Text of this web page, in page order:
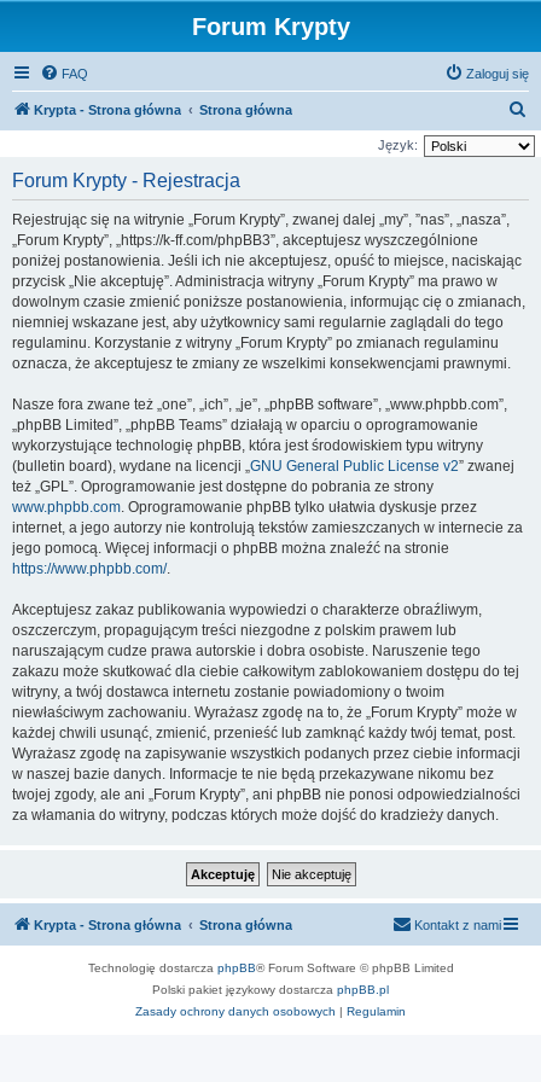
Forum Krypty
FAQ Zaloguj się
Krypta - Strona główna Strona główna
z
Język:
Forum Krypty - Rejestracja
Rejestrując się na witrynie „Forum Krypty”, zwanej dalej „my”, ”nas”, „nasza”,
„Forum Krypty”, „https://k-ff.com/phpBB3”, akceptujesz wyszczególnione
poniżej postanowienia. Jeśli ich nie akceptujesz, opuść to miejsce, naciskając
przycisk „Nie akceptuję”. Administracja witryny „Forum Krypty” ma prawo w
dowolnym czasie zmienić poniższe postanowienia, informując cię o zmianach,
niemniej wskazane jest, aby użytkownicy sami regularnie zaglądali do tego
regulaminu. Korzystanie z witryny „Forum Krypty” po zmianach regulaminu
oznacza, że akceptujesz te zmiany ze wszelkimi konsekwencjami prawnymi.
Nasze fora zwane też „one”, „ich”, „je”, „phpBB software”, „www.phpbb.com”,
„phpBB Limited”, „phpBB Teams” działają w oparciu o oprogramowanie
wykorzystujące technologię phpBB, która jest środowiskiem typu witryny
(bulletin board), wydane na licencji „GNU General Public License v2” zwanej
też „GPL”. Oprogramowanie jest dostępne do pobrania ze strony
www.phpbb.com. Oprogramowanie phpBB tylko ułatwia dyskusje przez
internet, a jego autorzy nie kontrolują tekstów zamieszczanych w internecie za
jego pomocą. Więcej informacji o phpBB można znaleźć na stronie
https://www.phpbb.com/.
Akceptujesz zakaz publikowania wypowiedzi o charakterze obraźliwym,
oszczerczym, propagującym treści niezgodne z polskim prawem lub
naruszającym cudze prawa autorskie i dobra osobiste. Naruszenie tego
zakazu może skutkować dla ciebie całkowitym zablokowaniem dostępu do tej
witryny, a twój dostawca internetu zostanie powiadomiony o twoim
niewłaściwym zachowaniu. Wyrażasz zgodę na to, że „Forum Krypty” może w
każdej chwili usunąć, zmienić, przenieść lub zamknąć każdy twój temat, post.
Wyrażasz zgodę na zapisywanie wszystkich podanych przez ciebie informacji
w naszej bazie danych. Informacje te nie będą przekazywane nikomu bez
twojej zgody, ale ani „Forum Krypty”, ani phpBB nie ponosi odpowiedzialności
za włamania do witryny, podczas których może dojść do kradzieży danych.
Krypta - Strona główna Strona główna Kontakt z nami
Technologię dostarcza phpBB® Forum Software © phpBB Limited
Polski pakiet językowy dostarcza phpBB.pl
Zasady ochrony danych osobowych | Regulamin